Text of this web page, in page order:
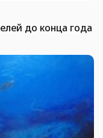
до конца года